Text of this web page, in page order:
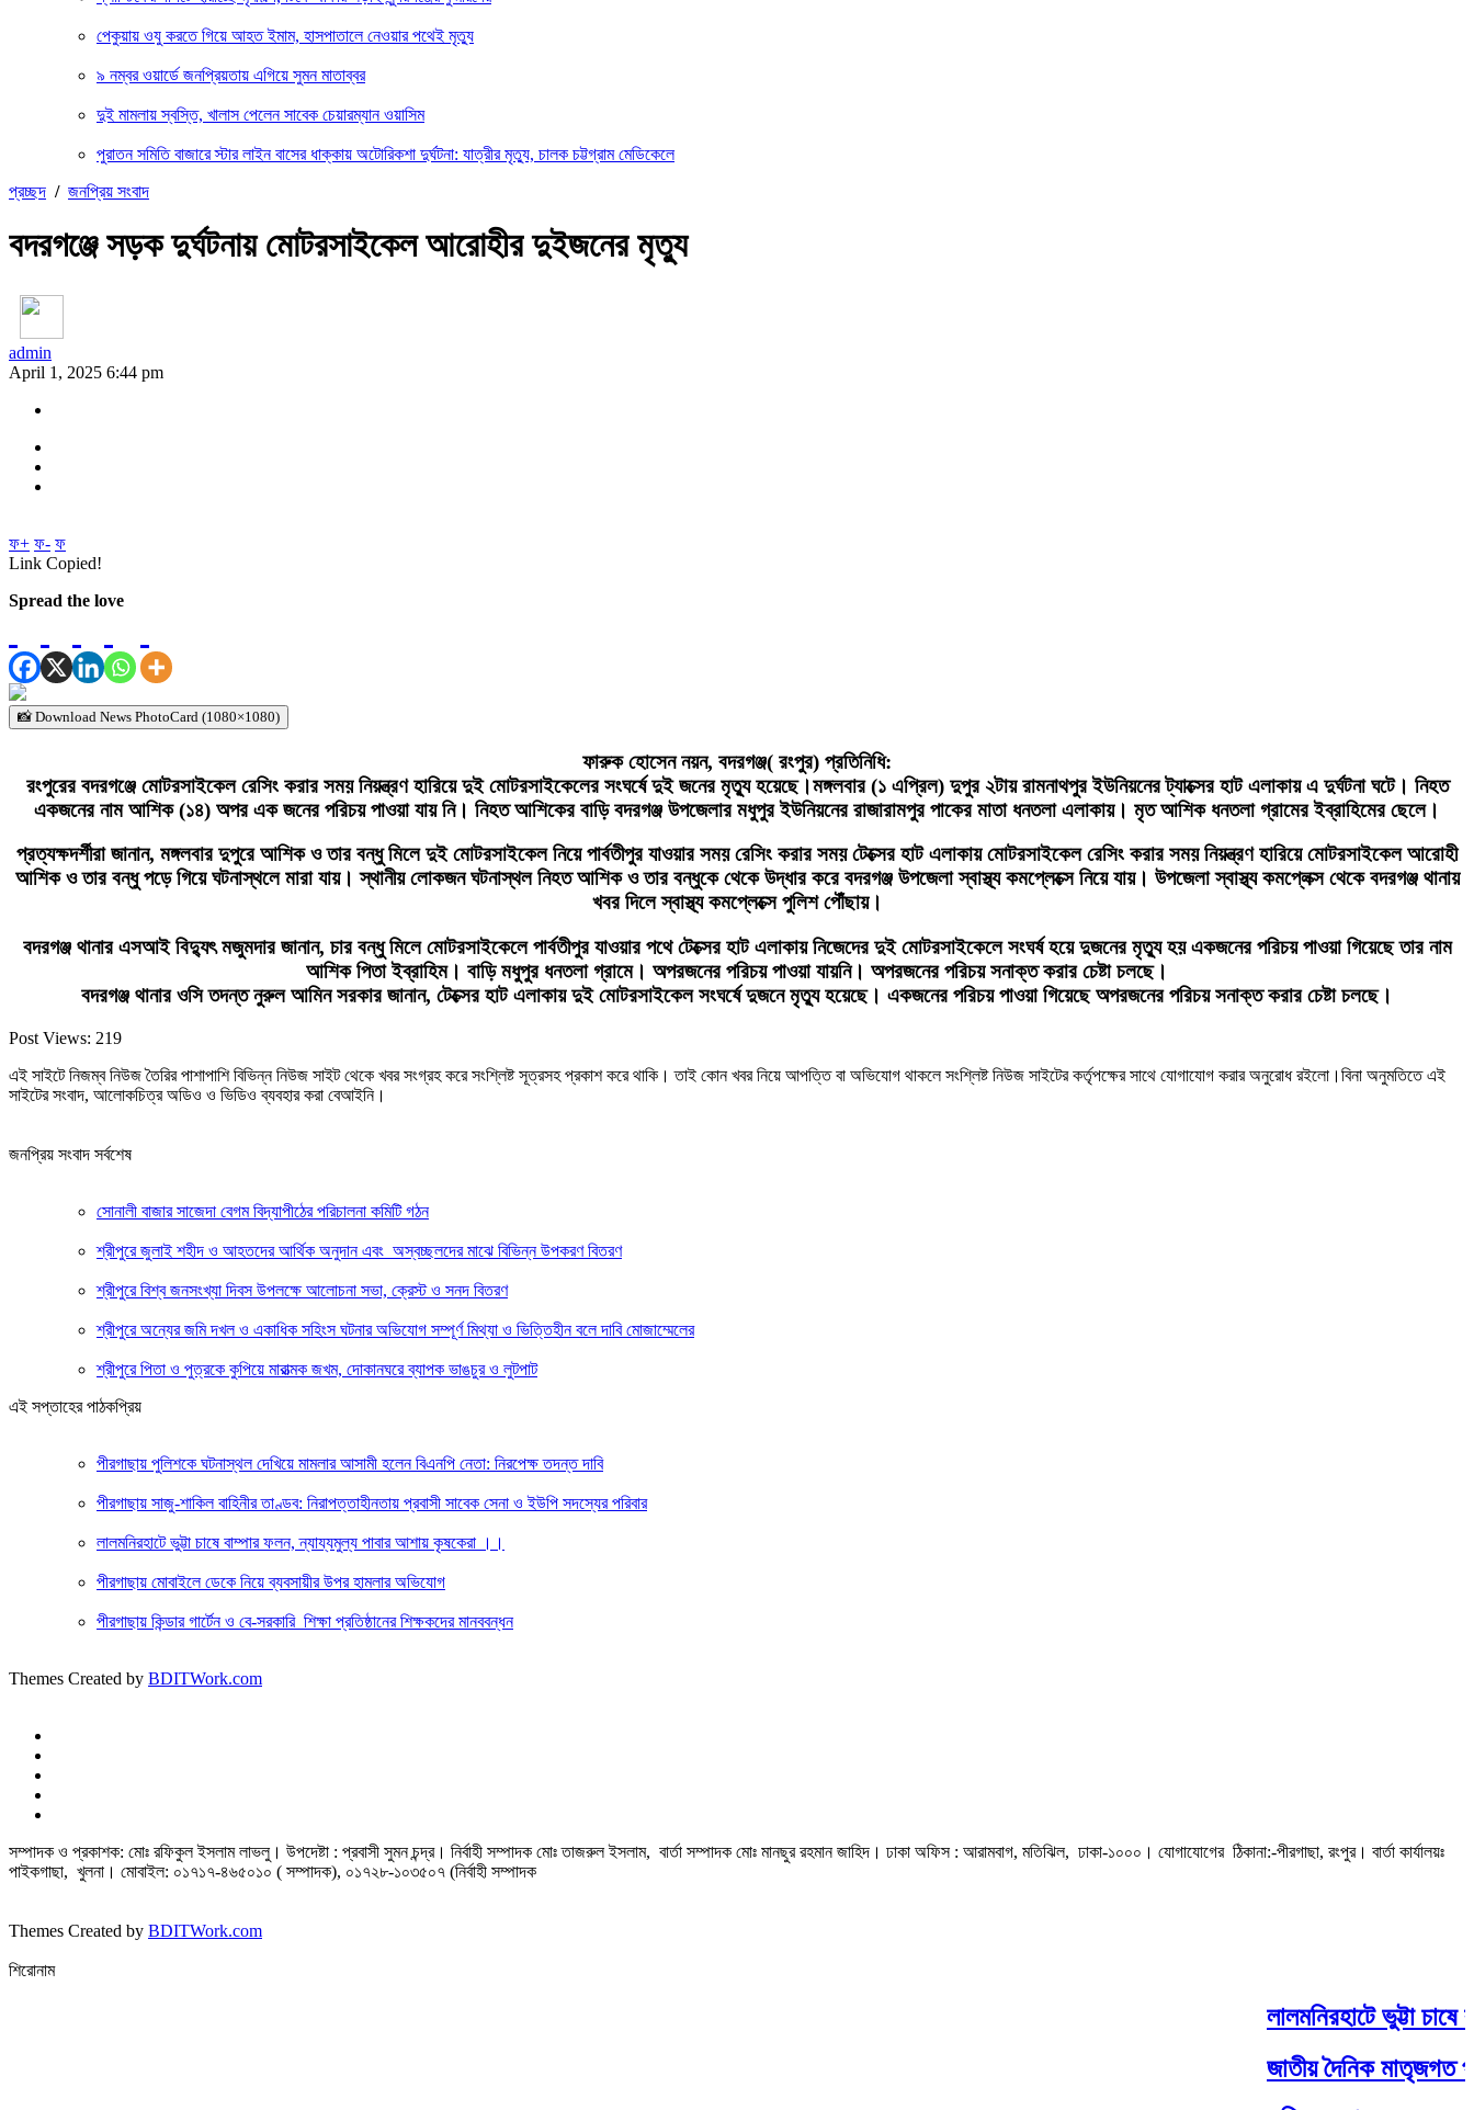
পেকুয়ায় ওযু করতে গিয়ে আহত ইমাম, হাসপাতালে নেওয়ার পথেই মৃত্যু
৯ নম্বর ওয়ার্ডে জনপ্রিয়তায় এগিয়ে সুমন মাতাব্বর
দুই মামলায় স্বস্তি, খালাস পেলেন সাবেক চেয়ারম্যান ওয়াসিম
পুরাতন সমিতি বাজারে স্টার লাইন বাসের ধাক্কায় অটোরিকশা দুর্ঘটনা: যাত্রীর মৃত্যু, চালক চট্টগ্রাম মেডিকেলে
প্রচ্ছদ / জনপ্রিয় সংবাদ
বদরগঞ্জে সড়ক দুর্ঘটনায় মোটরসাইকেল আরোহীর দুইজনের মৃত্যু
admin
April 1, 2025 6:44 pm
ফ+ ফ- ফ
Link Copied!
Spread the love
📸 Download News PhotoCard (1080×1080)
ফারুক হোসেন নয়ন, বদরগঞ্জ( রংপুর) প্রতিনিধি:
রংপুরের বদরগঞ্জে মোটরসাইকেল রেসিং করার সময় নিয়ন্ত্রণ হারিয়ে দুই মোটরসাইকেলের সংঘর্ষে দুই জনের মৃত্যু হয়েছে।মঙ্গলবার (১ এপ্রিল) দুপুর ২টায় রামনাথপুর ইউনিয়নের ট্যাক্সের হাট এলাকায় এ দুর্ঘটনা ঘটে। নিহত
একজনের নাম আশিক (১৪) অপর এক জনের পরিচয় পাওয়া যায় নি। নিহত আশিকের বাড়ি বদরগঞ্জ উপজেলার মধুপুর ইউনিয়নের রাজারামপুর পাকের মাতা ধনতলা এলাকায়। মৃত আশিক ধনতলা গ্রামের ইব্রাহিমের ছেলে।
প্রত্যক্ষদর্শীরা জানান, মঙ্গলবার দুপুরে আশিক ও তার বন্ধু মিলে দুই মোটরসাইকেল নিয়ে পার্বতীপুর যাওয়ার সময় রেসিং করার সময় টেক্সের হাট এলাকায় মোটরসাইকেল রেসিং করার সময় নিয়ন্ত্রণ হারিয়ে মোটরসাইকেল আরোহী
আশিক ও তার বন্ধু পড়ে গিয়ে ঘটনাস্থলে মারা যায়। স্থানীয় লোকজন ঘটনাস্থল নিহত আশিক ও তার বন্ধুকে থেকে উদ্ধার করে বদরগঞ্জ উপজেলা স্বাস্থ্য কমপ্লেক্সে নিয়ে যায়। উপজেলা স্বাস্থ্য কমপ্লেক্স থেকে বদরগঞ্জ থানায়
খবর দিলে স্বাস্থ্য কমপ্লেক্সে পুলিশ পৌঁছায়।
বদরগঞ্জ থানার এসআই বিদ্যুৎ মজুমদার জানান, চার বন্ধু মিলে মোটরসাইকেলে পার্বতীপুর যাওয়ার পথে টেক্সের হাট এলাকায় নিজেদের দুই মোটরসাইকেলে সংঘর্ষ হয়ে দুজনের মৃত্যু হয় একজনের পরিচয় পাওয়া গিয়েছে তার নাম
আশিক পিতা ইব্রাহিম। বাড়ি মধুপুর ধনতলা গ্রামে। অপরজনের পরিচয় পাওয়া যায়নি। অপরজনের পরিচয় সনাক্ত করার চেষ্টা চলছে।
বদরগঞ্জ থানার ওসি তদন্ত নুরুল আমিন সরকার জানান, টেক্সের হাট এলাকায় দুই মোটরসাইকেল সংঘর্ষে দুজনে মৃত্যু হয়েছে। একজনের পরিচয় পাওয়া গিয়েছে অপরজনের পরিচয় সনাক্ত করার চেষ্টা চলছে।
Post Views: 219
এই সাইটে নিজম্ব নিউজ তৈরির পাশাপাশি বিভিন্ন নিউজ সাইট থেকে খবর সংগ্রহ করে সংশ্লিষ্ট সূত্রসহ প্রকাশ করে থাকি। তাই কোন খবর নিয়ে আপত্তি বা অভিযোগ থাকলে সংশ্লিষ্ট নিউজ সাইটের কর্তৃপক্ষের সাথে যোগাযোগ করার অনুরোধ রইলো।বিনা অনুমতিতে এই
সাইটের সংবাদ, আলোকচিত্র অডিও ও ভিডিও ব্যবহার করা বেআইনি।
জনপ্রিয় সংবাদ সর্বশেষ
সোনালী বাজার সাজেদা বেগম বিদ্যাপীঠের পরিচালনা কমিটি গঠন
শ্রীপুরে জুলাই শহীদ ও আহতদের আর্থিক অনুদান এবং অস্বচ্ছলদের মাঝে বিভিন্ন উপকরণ বিতরণ
শ্রীপুরে বিশ্ব জনসংখ্যা দিবস উপলক্ষে আলোচনা সভা, ক্রেস্ট ও সনদ বিতরণ
শ্রীপুরে অন্যের জমি দখল ও একাধিক সহিংস ঘটনার অভিযোগ সম্পূর্ণ মিথ্যা ও ভিত্তিহীন বলে দাবি মোজাম্মেলের
শ্রীপুরে পিতা ও পুত্রকে কুপিয়ে মারাত্মক জখম, দোকানঘরে ব্যাপক ভাঙচুর ও লুটপাট
এই সপ্তাহের পাঠকপ্রিয়
পীরগাছায় পুলিশকে ঘটনাস্থল দেখিয়ে মামলার আসামী হলেন বিএনপি নেতা: নিরপেক্ষ তদন্ত দাবি
পীরগাছায় সাজু-শাকিল বাহিনীর তাণ্ডব: নিরাপত্তাহীনতায় প্রবাসী সাবেক সেনা ও ইউপি সদস্যের পরিবার
লালমনিরহাটে ভুট্টা চাষে বাম্পার ফলন, ন্যায্যমুল্য পাবার আশায় কৃষকেরা ।।
পীরগাছায় মোবাইলে ডেকে নিয়ে ব্যবসায়ীর উপর হামলার অভিযোগ
পীরগাছায় কিন্ডার গার্টেন ও বে-সরকারি শিক্ষা প্রতিষ্ঠানের শিক্ষকদের মানববন্ধন
Themes Created by BDITWork.com
সম্পাদক ও প্রকাশক: মোঃ রফিকুল ইসলাম লাভলু। উপদেষ্টা : প্রবাসী সুমন চন্দ্র। নির্বাহী সম্পাদক মোঃ তাজরুল‌‌ ইসলাম, বার্তা সম্পাদক মোঃ মানছুর রহমান জাহিদ। ঢাকা অফিস : আরামবাগ, মতিঝিল, ঢাকা-১০০০। যোগাযোগের ঠিকানা:-পীরগাছা‌, রংপুর। বার্তা কার্যালয়ঃ
পাইকগাছা, খুলনা। মোবাইল: ০১৭১৭-৪৬৫০১০ ( সম্পাদক), ০১৭২৮-১০৩৫০৭ (নির্বাহী সম্পাদক
Themes Created by BDITWork.com
শিরোনাম
লালমনিরহাটে ভুট্টা
জাতীয় দৈনিক মাতৃজগত